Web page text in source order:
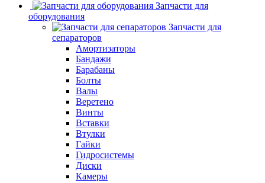
Запчасти для
оборудования
Запчасти для
сепараторов
Амортизаторы
Бандажи
Барабаны
Болты
Валы
Веретено
Винты
Вставки
Втулки
Гайки
Гидросистемы
Диски
Камеры